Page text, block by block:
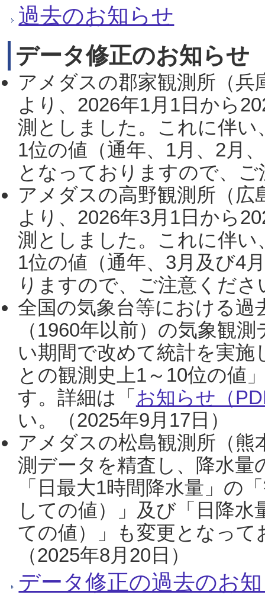
過去のお知らせ
データ修正のお知らせ
アメダスの郡家観測所（
より、2026年1月1日から
測としました。これに伴い
1位の値（通年、1月、2月
となっておりますので、
アメダスの高野観測所（
より、2026年3月1日から
測としました。これに伴い
1位の値（通年、3月及び4
りますので、ご注意くだ
全国の気象台等における過
（1960年以前）の気象観
い期間で改めて統計を実
との観測史上1～10位の値
す。詳細は「 お知らせ（
い。（2025年9月17日）
アメダスの松島観測所（熊
測データを精査し、降水
「日最大1時間降水量」の
しての値）」及び「日降
ての値）」も変更となっ
（2025年8月20日）
データ修正の過去のお